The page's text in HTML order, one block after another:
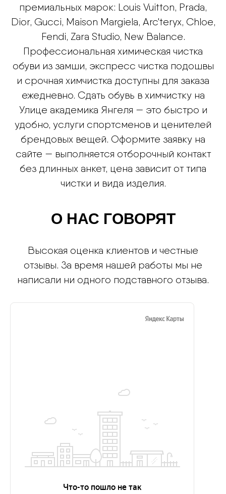
премиальных марок: Louis Vuitton, Prada,
Dior, Gucci, Maison Margiela, Arc'teryx, Chloe,
Fendi, Zara Studio, New Balance.
Профессиональная химическая чистка
обуви из замши, экспресс чистка подошвы
и срочная химчистка доступны для заказа
ежедневно. Сдать обувь в химчистку на
Улице академика Янгеля — это быстро и
удобно, услуги спортсменов и ценителей
брендовых вещей. Оформите заявку на
сайте — выполняется отборочный контакт
без длинных анкет, цена зависит от типа
чистки и вида изделия.
О НАС ГОВОРЯТ
Высокая оценка клиентов и честные
отзывы. За время нашей работы мы не
написали ни одного подставного отзыва.